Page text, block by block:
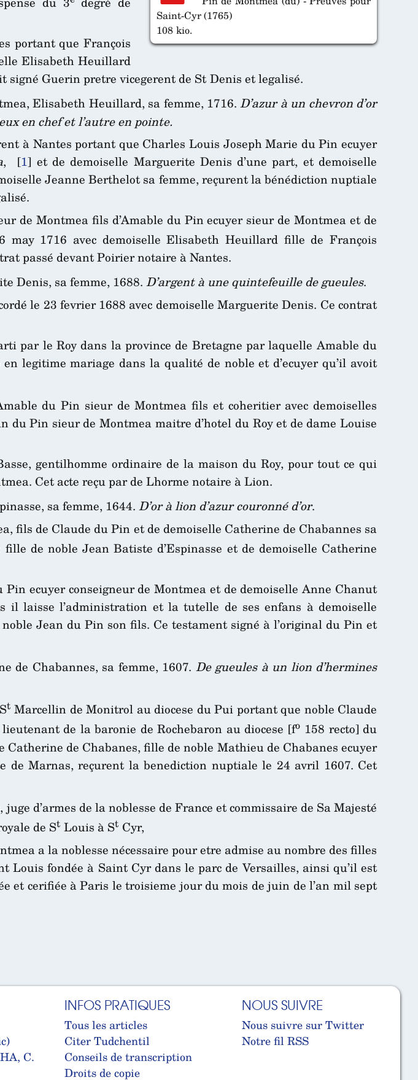
Saint-Cyr (1765)
108 kio.
portant que François
Elisabeth Heuillard
Guerin pretre vicegerent de St Denis et legalisé.
Elisabeth Heuillard, sa femme, 1716.D’azur à un chevron d’or
en chef et l’autre en pointe.
à Nantes portant que Charles Louis Joseph Marie du Pin ecuyer
, [1] et de demoiselle Marguerite Denis d’une part, et demoiselle
Jeanne Berthelot sa femme, reçurent la bénédiction nuptiale
de Montmea fils d’Amable du Pin ecuyer sieur de Montmea et de
may 1716 avec demoiselle Elisabeth Heuillard fille de François
passé devant Poirier notaire à Nantes.
Denis, sa femme, 1688. D’argent à une quintefeuille de gueules.
le 23 fevrier 1688 avec demoiselle Marguerite Denis. Ce contrat
par le Roy dans la province de Bretagne par laquelle Amable du
legitime mariage dans la qualité de noble et d’ecuyer qu’il avoit
du Pin sieur de Montmea fils et coheritier avec demoiselles
Pin sieur de Montmea maitre d’hotel du Roy et de dame Louise
gentilhomme ordinaire de la maison du Roy, pour tout ce qui
Cet acte reçu par de Lhorme notaire à Lion.
sa femme, 1644. D’or à lion d’azur couronné d’or.
fils de Claude du Pin et de demoiselle Catherine de Chabannes sa
fille de noble Jean Batiste d’Espinasse et de demoiselle Catherine
ecuyer conseigneur de Montmea et de demoiselle Anne Chanut
laisse l’administration et la tutelle de ses enfans à demoiselle
Jean du Pin son fils. Ce testament signé à l’original du Pin et
de Chabannes, sa femme, 1607. De gueules à un lion d’hermines
tMarcellin de Monitrol au diocese du Pui portant que noble Claude
de la baronie de Rochebaron au diocese [fo158 recto] du
de Chabanes, fille de noble Mathieu de Chabanes ecuyer
de Marnas, reçurent la benediction nuptiale le 24 avril 1607. Cet
d’armes de la noblesse de France et commissaire de Sa Majesté
de St Louis à St Cyr,
a la noblesse nécessaire pour etre admise au nombre des filles
Louis fondée à Saint Cyr dans le parc de Versailles, ainsi qu’il est
et cerifiée à Paris le troisieme jour du mois de juin de l’an mil sept
C.
INFOS PRATIQUES
Tous les articles
Citer Tudchentil
Conseils de transcription
Droits de copie
NOUS SUIVRE
Nous suivre sur Twitter
Notre fil RSS